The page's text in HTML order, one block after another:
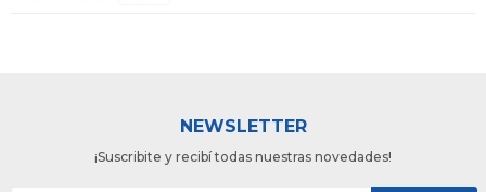
NEWSLETTER
¡Suscribite y recibí todas nuestras novedades!